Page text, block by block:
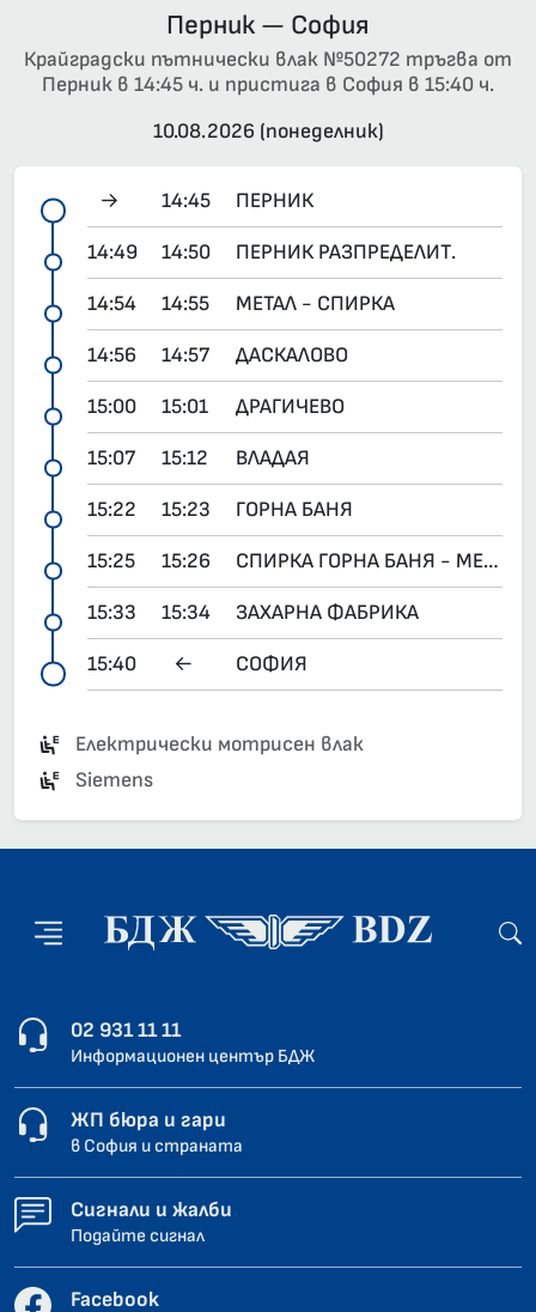
Перник — София
Крайградски пътнически влак №50272 тръгва от
Перник в 14:45 ч. и пристига в София в 15:40 ч.
10.08.2026 (понеделник)
→ 14:45 ПЕРНИК
14:49 14:50 ПЕРНИК РАЗПРЕДЕЛИТ.
14:54 14:55 МЕТАЛ - СПИРКА
14:56 14:57 ДАСКАЛОВО
15:00 15:01 ДРАГИЧЕВО
15:07 15:12 ВЛАДАЯ
15:22 15:23 ГОРНА БАНЯ
15:25 15:26 СПИРКА ГОРНА БАНЯ - МЕТРОСТАНЦИЯ
15:33 15:34 ЗАХАРНА ФАБРИКА
15:40 ← СОФИЯ
Електрически мотрисен влак
Siemens
02 931 11 11
Информационен център БДЖ
ЖП бюра и гари
в София и страната
Сигнали и жалби
Подайте сигнал
Facebook